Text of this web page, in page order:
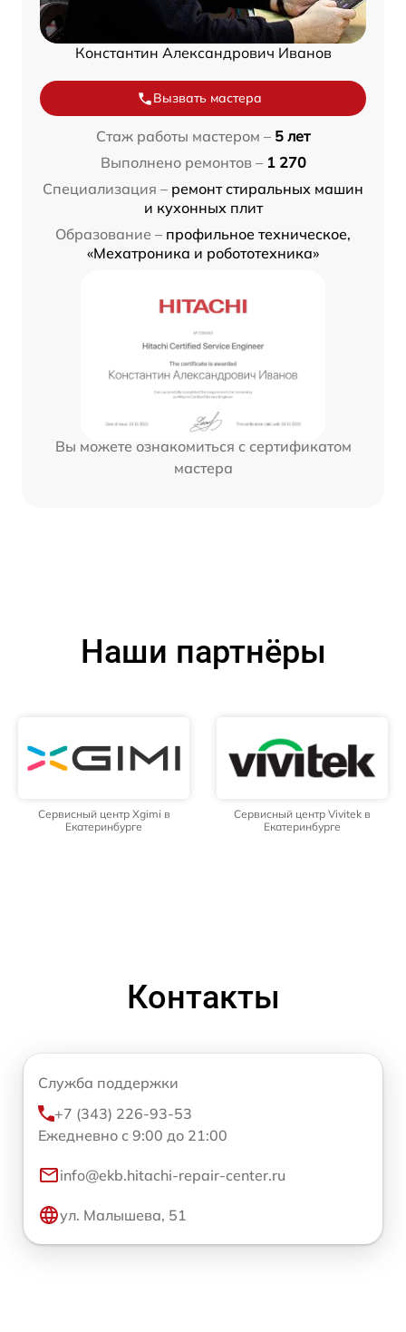
Константин Александрович Иванов
Вызвать мастера
Стаж работы мастером – 5 лет
Выполнено ремонтов – 1 270
Специализация – ремонт стиральных машин
и кухонных плит
Образование – профильное техническое,
«Мехатроника и робототехника»
Вы можете ознакомиться с сертификатом
мастера
Наши партнёры
Сервисный центр Xgimi в
Екатеринбурге
Сервисный центр Vivitek в
Екатеринбурге
Контакты
Служба поддержки
+7 (343) 226-93-53
Ежедневно с 9:00 до 21:00
info@ekb.hitachi-repair-center.ru
ул. Малышева, 51